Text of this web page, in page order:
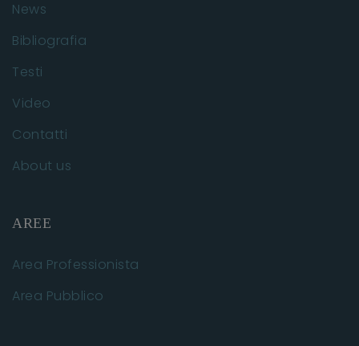
News
Bibliografia
Testi
Video
Contatti
About us
AREE
Area Professionista
Area Pubblico